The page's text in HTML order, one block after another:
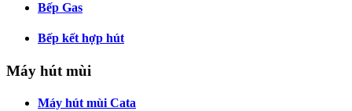
Bếp Gas
Bếp kết hợp hút
Máy hút mùi
Máy hút mùi Cata